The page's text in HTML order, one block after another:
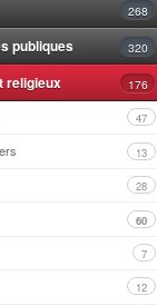
268
publiques 320
religieux 176
47
13
28
60
7
12